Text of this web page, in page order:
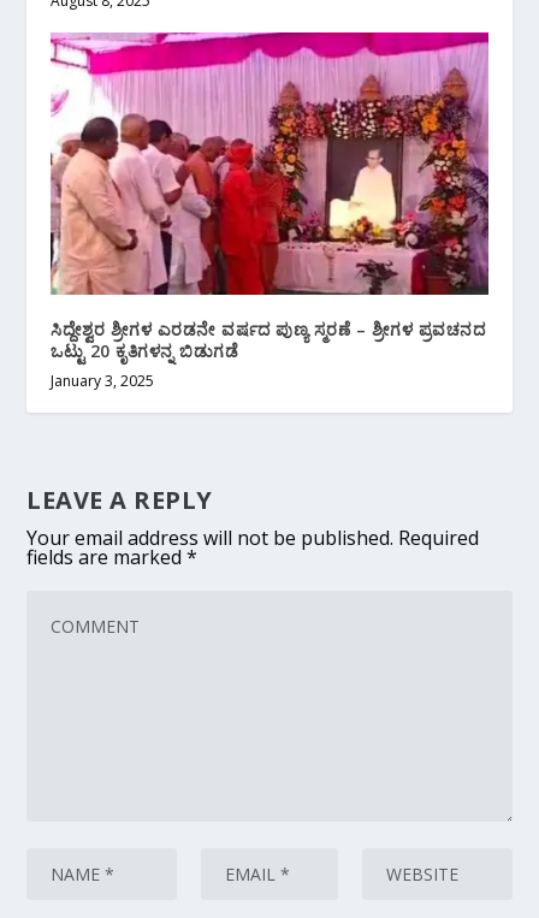
ಸಿದ್ದೇಶ್ವರ ಶ್ರೀಗಳ ಎರಡನೇ ವರ್ಷದ ಪುಣ್ಯ ಸ್ಮರಣೆ – ಶ್ರೀಗಳ ಪ್ರವಚನದ
ಒಟ್ಟು 20 ಕೃತಿಗಳನ್ನ ಬಿಡುಗಡೆ
January 3, 2025
LEAVE A REPLY
Your email address will not be published. Required
fields are marked*